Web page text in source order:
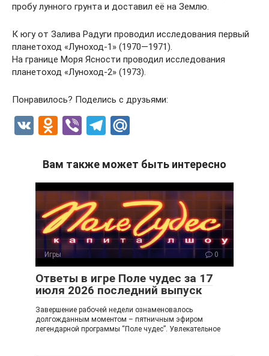
пробу лунного грунта и доставил её на Землю.
К югу от Залива Радуги проводил исследования первый
планетоход «Луноход-1» (1970—1971).
На границе Моря Ясности проводил исследования
планетоход «Луноход-2» (1973).
Понравилось? Поделись с друзьями:
V
O
n
o
kl
a
ss
ni
ki
Vi
er
T
e
gr
a
m
.R
u
Вам также может быть интересно
Игры 0
Ответы в игре Поле чудес за 17
июля 2026 последний выпуск
Завершение рабочей недели ознаменовалось
долгожданным моментом – пятничным эфиром
легендарной программы “Поле чудес”. Увлекательное